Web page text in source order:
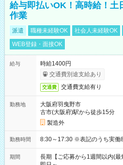
給与即払いOK！高時給！土
作業
派遣 職種未経験OK 社会人未経験OK
WEB登録・面接OK
給与
時給1400円
交通費別途支給あり
交通費 交通費支給有り
勤務地
大阪府羽曳野市
古市(大阪府)駅から徒歩15分
製造外
勤務時間 8:30～17:30 ※表記のうち
期間
長期【ご応募から1週間以内(最